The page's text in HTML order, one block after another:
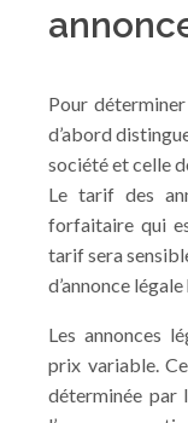
Pour
d’abord
société et celle
Le tarif des
forfaitaire qui
tarif sera
d’annonce
Les annonces
prix variable.
déterminée par